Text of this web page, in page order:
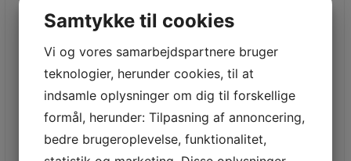
Navkapsel
NAVKAPSEL ELFORZINKET
kr.
Samtykke til cookies
Vi og vores samarbejdspartnere bruger
teknologier, herunder cookies, til at
indsamle oplysninger om dig til forskellige
formål, herunder: Tilpasning af annoncering,
bedre brugeroplevelse, funktionalitet,